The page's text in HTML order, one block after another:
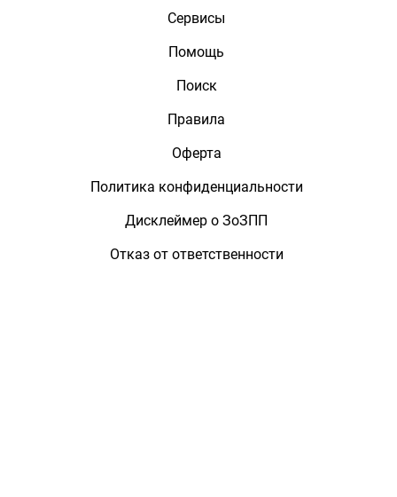
Сервисы
Помощь
Поиск
Правила
Оферта
Политика конфиденциальности
Дисклеймер о ЗоЗПП
Отказ от ответственности